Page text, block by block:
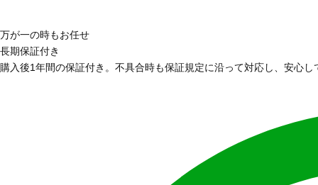
万が一の時もお任せ
長期保証付き
購入後1年間の保証付き。不具合時も保証規定に沿って対応し、安心